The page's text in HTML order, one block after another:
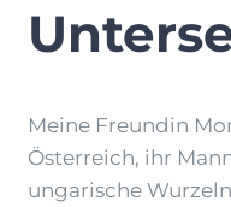
Meine Freundin
Österreich, ihr
ungarische